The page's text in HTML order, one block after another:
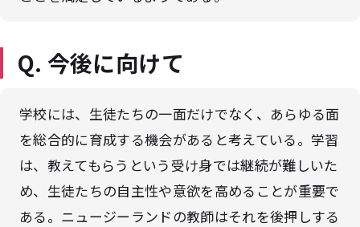
Q. 今後に向けて
学校には、生徒たちの一面だけでなく、あらゆる面
を総合的に育成する機会があると考えている。学習
は、教えてもらうという受け身では継続が難しいた
め、生徒たちの自主性や意欲を高めることが重要で
ある。ニュージーランドの教師はそれを後押しする